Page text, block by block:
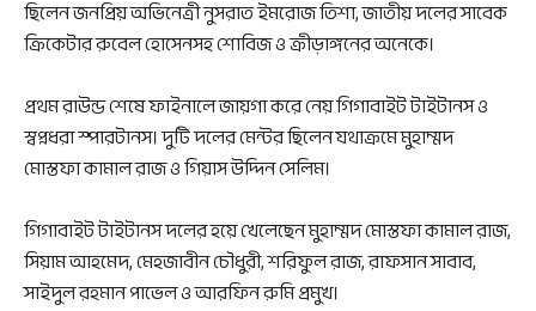
ছিলেন জনপ্রিয় অভিনেত্রী নুসরাত ইমরোজ তিশা, জাতীয় দলের সাবেক
ক্রিকেটার রুবেল হোসেনসহ শোবিজ ও ক্রীড়াঙ্গনের অনেকে।
প্রথম রাউন্ড শেষে ফাইনালে জায়গা করে নেয় গিগাবাইট টাইটানস ও
স্বপ্নধরা স্পারটানস। দুটি দলের মেন্টর ছিলেন যথাক্রমে মুহাম্মদ
মোস্তফা কামাল রাজ ও গিয়াস উদ্দিন সেলিম।
গিগাবাইট টাইটানস দলের হয়ে খেলেছেন মুহাম্মদ মোস্তফা কামাল রাজ,
সিয়াম আহমেদ, মেহজাবীন চৌধুরী, শরিফুল রাজ, রাফসান সাবাব,
সাইদুল রহমান পাভেল ও আরফিন রুমি প্রমুখ।